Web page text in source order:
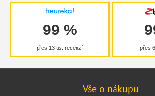
99 %
přes 13 tis. recenzí přes
Vše o nákupu